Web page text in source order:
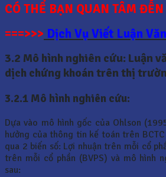
CÓ THỂ BẠN QUAN TÂM
===>>> Dịch Vụ Viết Luận
3.2 Mô hình nghiên cứu: Luận
dịch chứng khoán trên thị
3.2.1 Mô hình nghiên cứu:
Dựa vào mô hình gốc của Ohlson
hưởng của thông tin kế toán trên
qua 2 biến số: Lợi nhuận trên mỗi cổ
trên mỗi cổ phần (BVPS) và mô hình
sau: